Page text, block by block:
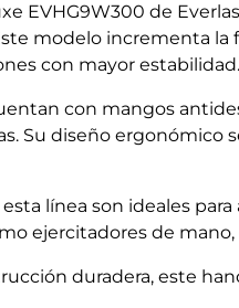
EVHG9W300 de
modelo incrementa la
con mayor estabilidad.
con mangos
Su diseño ergonómico
línea son ideales
ejercitadores de
duradera, este